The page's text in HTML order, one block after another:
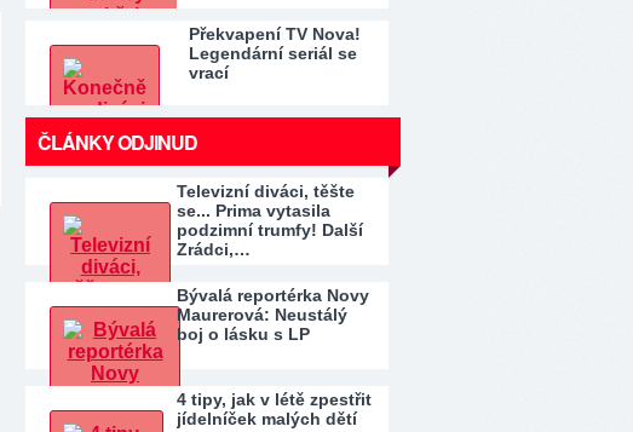
Překvapení TV Nova!
Legendární seriál se
vrací
ČLÁNKY ODJINUD
Televizní diváci, těšte
se... Prima vytasila
podzimní trumfy! Další
Zrádci,…
Bývalá reportérka Novy
Maurerová: Neustálý
boj o lásku s LP
4 tipy, jak v létě zpestřit
jídelníček malých dětí